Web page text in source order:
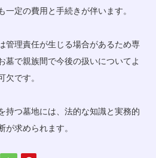
定の費用と手続きが伴います。
管理責任が生じる場合があるため専
墓で親族間で今後の扱いについてよ
欠です。
持つ墓地には、法的な知識と実務的
が求められます。